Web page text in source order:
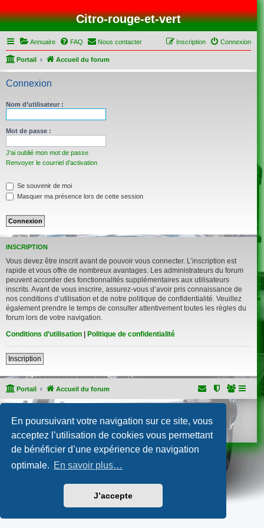
En poursuivant votre navigation sur ce site, vous
acceptez l’utilisation de cookies vous permettant
de bénéficier d’une expérience de navigation
optimale. En savoir plus…
J’accepte
Citro-rouge-et-vert
Annuaire FAQ Nous contacter Connexion
Inscription
Portail Accueil du forum
Connexion
Nom d’utilisateur :
Mot de passe :
J’ai oublié mon mot de passe
Renvoyer le courriel d’activation
Se souvenir de moi
Masquer ma présence lors de cette session
INSCRIPTION
Vous devez être inscrit avant de pouvoir vous connecter. L’inscription est
rapide et vous offre de nombreux avantages. Les administrateurs du forum
peuvent accorder des fonctionnalités supplémentaires aux utilisateurs
inscrits. Avant de vous inscrire, assurez-vous d’avoir pris connaissance de
nos conditions d’utilisation et de notre politique de confidentialité. Veuillez
également prendre le temps de consulter attentivement toutes les règles du
forum lors de votre navigation.
Conditions d’utilisation | Politique de confidentialité
Inscription
Portail Accueil du forum
Traduction française officielle©Qiaeru
Confidentialité |